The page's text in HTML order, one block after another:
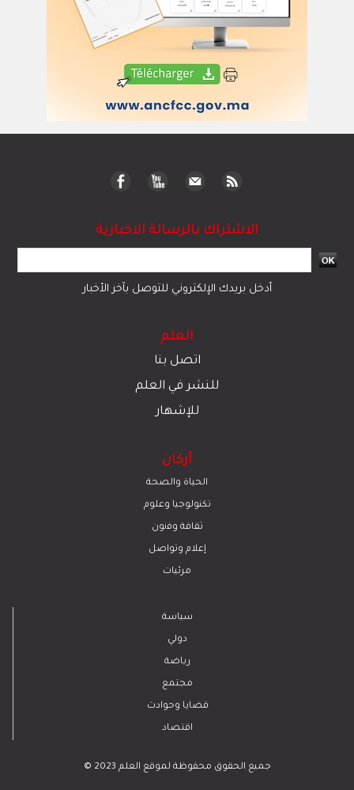
الاشتراك بالرسالة الاخبارية
أدخل بريدك الإلكتروني للتوصل بآخر الأخبار
العلم
اتصل بنا
للنشر في العلم
للإشهار
أركان
الحياة والصحة
تكنولوجيا وعلوم
ﺛﻘﺎﻓﺔ وﻓﻧون
إعلام وتواصل
مرئيات
سياسة
دولي
رياضة
مجتمع
قضايا وحوادث
اقتصاد
© 2023 جميع الحقوق محفوظة لموقع العلم